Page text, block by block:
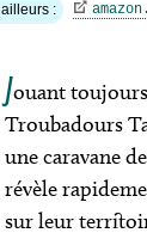
:
Jouant toujours
Troubadours
une caravane
révèle
sur leur